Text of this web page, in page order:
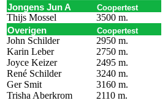
Jongens Jun A Coopertest
Thijs Mossel 3500 m.
Overigen Coopertest
John Schilder
2950 m.
Karin Leber
2750 m.
Joyce Keizer
2495 m.
René Schilder
3240 m.
Ger Smit
3160 m.
Trisha Aberkrom
2110 m.